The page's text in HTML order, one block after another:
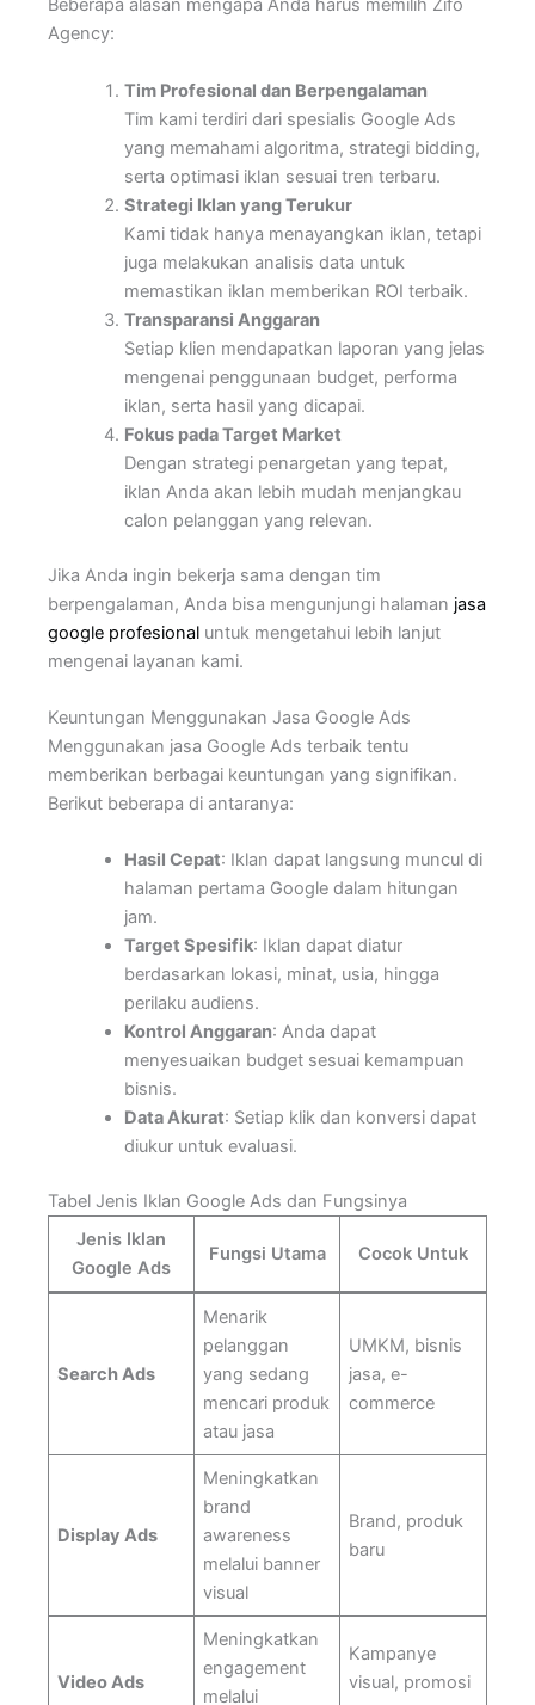
Beberapa alasan mengapa Anda harus memilih Zifo
Agency:
Tim Profesional dan Berpengalaman
Tim kami terdiri dari spesialis Google Ads
yang memahami algoritma, strategi bidding,
serta optimasi iklan sesuai tren terbaru.
Strategi Iklan yang Terukur
Kami tidak hanya menayangkan iklan, tetapi
juga melakukan analisis data untuk
memastikan iklan memberikan ROI terbaik.
Transparansi Anggaran
Setiap klien mendapatkan laporan yang jelas
mengenai penggunaan budget, performa
iklan, serta hasil yang dicapai.
Fokus pada Target Market
Dengan strategi penargetan yang tepat,
iklan Anda akan lebih mudah menjangkau
calon pelanggan yang relevan.
Jika Anda ingin bekerja sama dengan tim
berpengalaman, Anda bisa mengunjungi halaman jasa
google profesional untuk mengetahui lebih lanjut
mengenai layanan kami.
Keuntungan Menggunakan Jasa Google Ads
Menggunakan jasa Google Ads terbaik tentu
memberikan berbagai keuntungan yang signifikan.
Berikut beberapa di antaranya:
Hasil Cepat: Iklan dapat langsung muncul di
halaman pertama Google dalam hitungan
jam.
Target Spesifik: Iklan dapat diatur
berdasarkan lokasi, minat, usia, hingga
perilaku audiens.
Kontrol Anggaran: Anda dapat
menyesuaikan budget sesuai kemampuan
bisnis.
Data Akurat: Setiap klik dan konversi dapat
diukur untuk evaluasi.
Tabel Jenis Iklan Google Ads dan Fungsinya
Jenis Iklan
Google Ads
Fungsi Utama Cocok Untuk
Search Ads
Menarik
pelanggan
yang sedang
mencari produk
atau jasa
UMKM, bisnis
jasa, e-
commerce
Display Ads
Meningkatkan
brand
awareness
melalui banner
visual
Brand, produk
baru
Video Ads
Meningkatkan
engagement
melalui
Kampanye
visual, promosi